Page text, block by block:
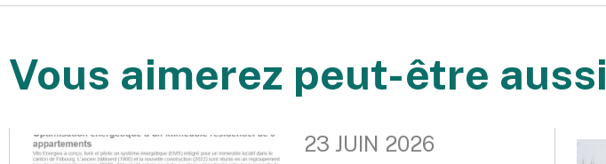
Vous aimerez peut-être aussi
23 JUIN 2026